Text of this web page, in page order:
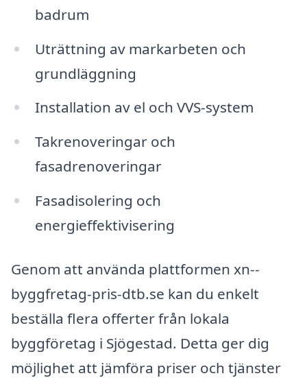
badrum
Uträttning av markarbeten och
grundläggning
Installation av el och VVS-system
Takrenoveringar och
fasadrenoveringar
Fasadisolering och
energieffektivisering
Genom att använda plattformen xn--
byggfretag-pris-dtb.se kan du enkelt
beställa flera offerter från lokala
byggföretag i Sjögestad. Detta ger dig
möjlighet att jämföra priser och tjänster